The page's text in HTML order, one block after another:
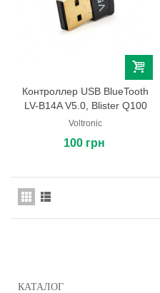
Контроллер USB BlueTooth
LV-B14A V5.0, Blister Q100
Voltronic
100 грн
КАТАЛОГ